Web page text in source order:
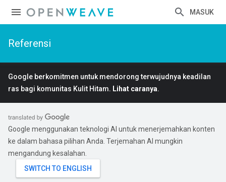
MASUK
Referensi
Google berkomitmen untuk mendorong terwujudnya keadilan
ras bagi komunitas Kulit Hitam. Lihat caranya.
Google menggunakan teknologi AI untuk menerjemahkan konten
ke dalam bahasa pilihan Anda. Terjemahan AI mungkin
mengandung kesalahan.